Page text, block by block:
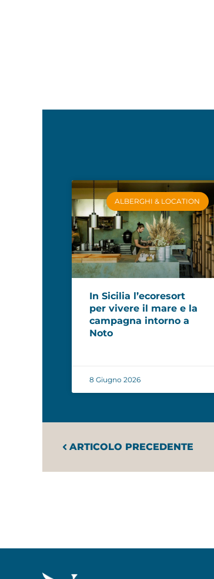
ALBERGHI & LOCATION
In Sicilia l’ecoresort
per vivere il mare e la
campagna intorno a
Noto
8 Giugno 2026
ARTICOLO PRECEDENTE